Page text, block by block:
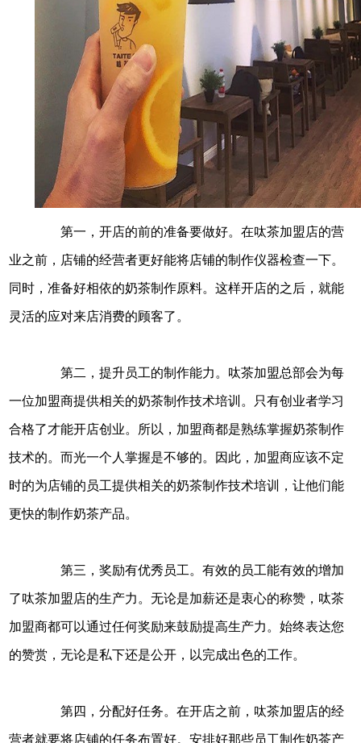
第一，开店的前的准备要做好。在呔茶加盟店的营
业之前，店铺的经营者更好能将店铺的制作仪器检查一下。
同时，准备好相依的奶茶制作原料。这样开店的之后，就能
灵活的应对来店消费的顾客了。
第二，提升员工的制作能力。呔茶加盟总部会为每
一位加盟商提供相关的奶茶制作技术培训。只有创业者学习
合格了才能开店创业。所以，加盟商都是熟练掌握奶茶制作
技术的。而光一个人掌握是不够的。因此，加盟商应该不定
时的为店铺的员工提供相关的奶茶制作技术培训，让他们能
更快的制作奶茶产品。
第三，奖励有优秀员工。有效的员工能有效的增加
了呔茶加盟店的生产力。无论是加薪还是衷心的称赞，呔茶
加盟商都可以通过任何奖励来鼓励提高生产力。始终表达您
的赞赏，无论是私下还是公开，以完成出色的工作。
第四，分配好任务。在开店之前，呔茶加盟店的经
营者就要将店铺的任务布置好。安排好那些员工制作奶茶产